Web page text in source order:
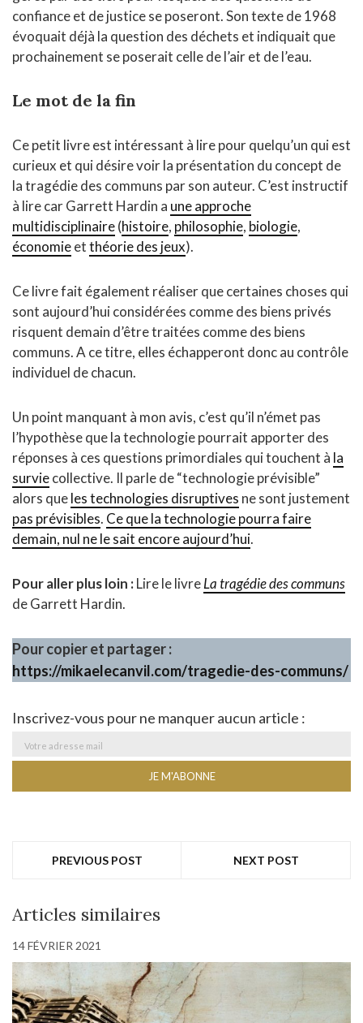
confiance et de justice se poseront. Son texte de 1968
évoquait déjà la question des déchets et indiquait que
prochainement se poserait celle de l’air et de l’eau.
Le mot de la fin
Ce petit livre est intéressant à lire pour quelqu’un qui est
curieux et qui désire voir la présentation du concept de
la tragédie des communs par son auteur. C’est instructif
à lire car Garrett Hardin a une approche
multidisciplinaire(histoire, philosophie, biologie,
économieetthéorie des jeux).
Ce livre fait également réaliser que certaines choses qui
sont aujourd’hui considérées comme des biens privés
risquent demain d’être traitées comme des biens
communs. A ce titre, elles échapperont donc au contrôle
individuel de chacun.
Un point manquant à mon avis, c’est qu’il n’émet pas
l’hypothèse que la technologie pourrait apporter des
réponses à ces questions primordiales qui touchent à la
surviecollective. Il parle de “technologie prévisible”
alors queles technologies disruptives ne sont justement
pas prévisibles. Ce que la technologie pourra faire
demain, nul ne le sait encore aujourd’hui.
Pour aller plus loin :Lire le livreLa tragédie des communs
de Garrett Hardin.
Pour copier et partager :
https://mikaelecanvil.com/tragedie-des-communs/
Inscrivez-vous pour ne manquer aucun article :
PREVIOUS POST NEXT POST
Articles similaires
14 FÉVRIER 2021